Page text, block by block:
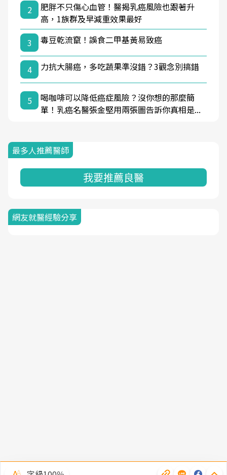
2
肥胖不只傷心血管！醫揭乳癌風險也跟著升
高，1族群及早減重效果最好
3
毒豆乾流竄！誤食二甲基黃易致癌
4 力抗大腸癌，多吃蔬果準沒錯？3觀念別搞錯
5
喝咖啡可以降低癌症風險？沒你想的那麼簡
單！乳癌名醫張金堅用兩張圖告訴你真相是...
最多人推薦醫師
我要推薦良醫
網友就醫經驗分享